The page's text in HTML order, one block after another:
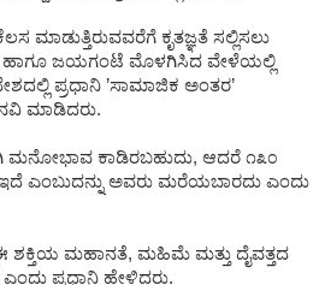
ಮಾಡುತ್ತಿರುವವರೆಗೆ ಕೃತಜ್ಞತೆ ಸಲ್ಲಿಸಲು
ಹಾಗೂ ಜಯಗಂಟೆ ಮೊಳಗಿಸಿದ ವೇಳೆಯಲ್ಲಿ
ಪ್ರಧಾನಿ ’ಸಾಮಾಜಿಕ ಅಂತರ’
ಮಾಡಿದರು.
ಮನೋಭಾವ ಕಾಡಿರಬಹುದು, ಆದರೆ ೧೩೦
ಎಂಬುದನ್ನು ಅವರು ಮರೆಯಬಾರದು ಎಂದು
ಶಕ್ತಿಯ ಮಹಾನತೆ, ಮಹಿಮೆ ಮತ್ತು ದೈವತ್ತದ
ಎಂದು ಪ್ರಧಾನಿ ಹೇಳಿದರು.